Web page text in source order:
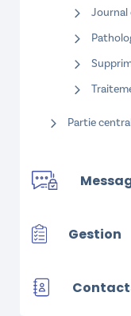
Journal
Partie
Gestion